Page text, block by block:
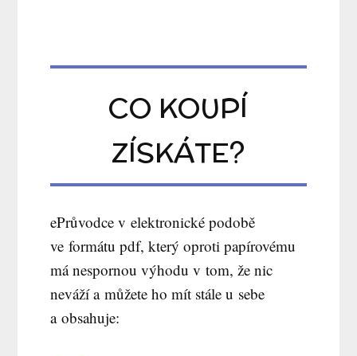
CO KOUPÍ
ZÍSKÁTE?
ePrůvodce v elektronické podobě
ve formátu pdf, který oproti papírovému
má nespornou výhodu v tom, že nic
neváží a můžete ho mít stále u sebe
a obsahuje: